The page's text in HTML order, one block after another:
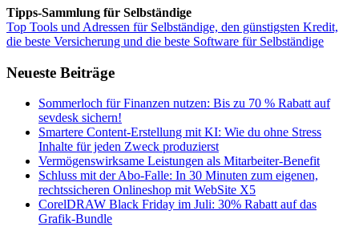
Tipps-Sammlung für Selbständige
Top Tools und Adressen für Selbständige, den günstigsten Kredit,
die beste Versicherung und die beste Software für Selbständige
Neueste Beiträge
Sommerloch für Finanzen nutzen: Bis zu 70 % Rabatt auf
sevdesk sichern!
Smartere Content-Erstellung mit KI: Wie du ohne Stress
Inhalte für jeden Zweck produzierst
Vermögenswirksame Leistungen als Mitarbeiter-Benefit
Schluss mit der Abo-Falle: In 30 Minuten zum eigenen,
rechtssicheren Onlineshop mit WebSite X5
CorelDRAW Black Friday im Juli: 30% Rabatt auf das
Grafik-Bundle